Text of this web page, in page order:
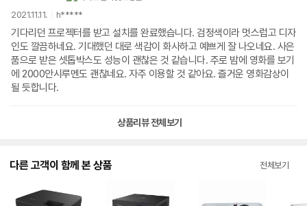
2021.11.11. h*****
기다리던 프로젝터를 받고 설치를 완료했습니다. 검정색이라 멋스럽고 디자
인도 깔끔하네요. 기대했던 대로 색감이 화사하고 예쁘게 잘 나오네요. 사은
품으로 받은 셋톱박스도 성능이 괜찮은 것 같습니다. 주로 밤에 영화를 보기
에 2000안시루멘도 괜찮네요. 자주 이용할 것 같아요. 즐거운 영화감상이
될 듯합니다.
상품리뷰 전체보기
다른 고객이 함께 본 상품 전체보기